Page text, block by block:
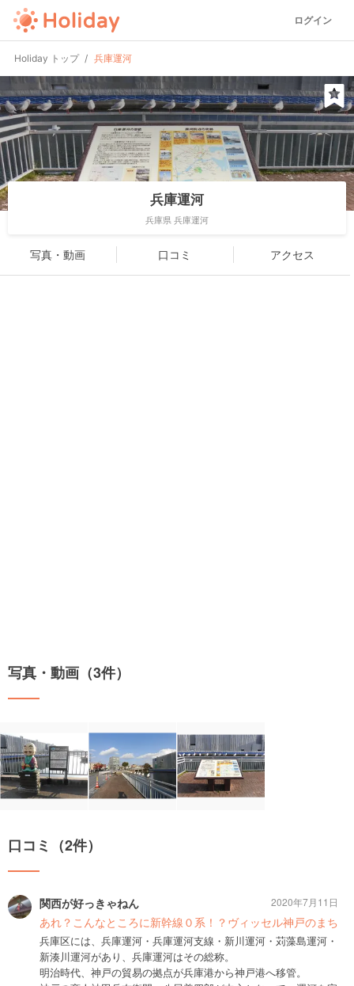
ログイン
Holiday トップ 兵庫運河
兵庫運河
兵庫県 兵庫運河
写真・動画 口コミ アクセス
写真・動画（3件）
口コミ（2件）
関西が好っきゃねん
あれ？こんなところに新幹線０系！？ヴィッセル神戸のまち
兵庫区には、兵庫運河・兵庫運河支線・新川運河・苅藻島運河・
新湊川運河があり、兵庫運河はその総称。
明治時代、神戸の貿易の拠点が兵庫港から神戸港へ移管。
2020年7月11日